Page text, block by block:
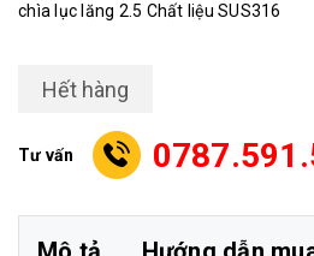
chìa lục lăng 2.5 Chất liệu SUS316
Hết hàng
Tư vấn